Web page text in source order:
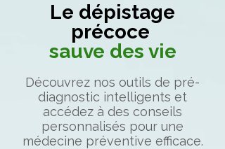
Le dépistage
précoce
sauve des vie
Découvrez nos outils de pré-
diagnostic intelligents et
accédez à des conseils
personnalisés pour une
médecine préventive efficace.